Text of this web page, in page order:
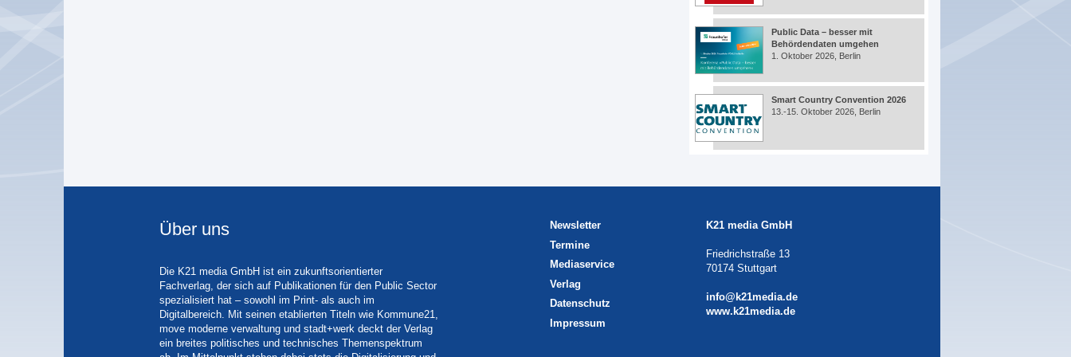
Public Data – besser mit
Behördendaten umgehen
1. Oktober 2026, Berlin
Smart Country Convention 2026
13.-15. Oktober 2026, Berlin
Über uns
Die K21 media GmbH ist ein zukunftsorientierter
Fachverlag, der sich auf Publikationen für den Public Sector
spezialisiert hat – sowohl im Print- als auch im
Digitalbereich. Mit seinen etablierten Titeln wie Kommune21,
move moderne verwaltung und stadt+werk deckt der Verlag
ein breites politisches und technisches Themenspektrum
Newsletter
Termine
Mediaservice
Verlag
Datenschutz
Impressum
K21 media GmbH
Friedrichstraße 13
70174 Stuttgart
info@k21media.de
www.k21media.de